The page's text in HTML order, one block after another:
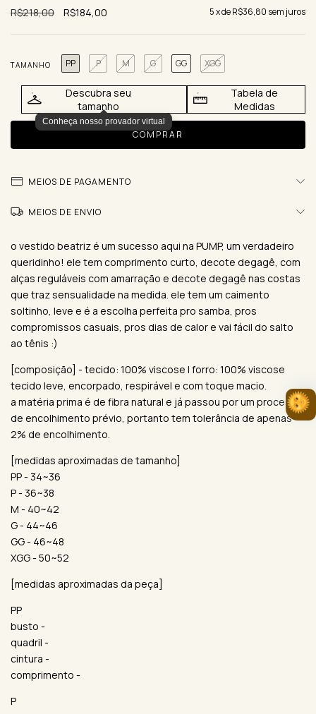
R$218,00 R$184,00 5x deR$36,80 sem juros
TAMANHO PP P M G GG XGG
Descubra seu
tamanho
Conheça nosso provador virtual
Tabela de
Medidas
MEIOS DE PAGAMENTO
MEIOS DE ENVIO
o vestido beatriz é um sucesso aqui na PUMP, um verdadeiro
queridinho! ele tem comprimento curto, decote degagê, com
alças reguláveis com amarração e decote degagê nas costas
que traz sensualidade na medida. ele tem um caimento
soltinho, leve e é a escolha perfeita pro samba, pros
compromissos casuais, pros dias de calor e vai fácil do salto
ao tênis :)
[composição] - tecido: 100% viscose | forro: 100% viscose
tecido leve, encorpado, respirável e com toque macio.
a matéria prima é de fibra natural e já passou por um processo
de encolhimento prévio, portanto tem tolerância de apenas
2% de encolhimento.
[medidas aproximadas de tamanho]
PP - 34~36
P - 36~38
M - 40~42
G - 44~46
GG - 46~48
XGG - 50~52
[medidas aproximadas da peça]
PP
busto -
quadril -
cintura -
comprimento -
P